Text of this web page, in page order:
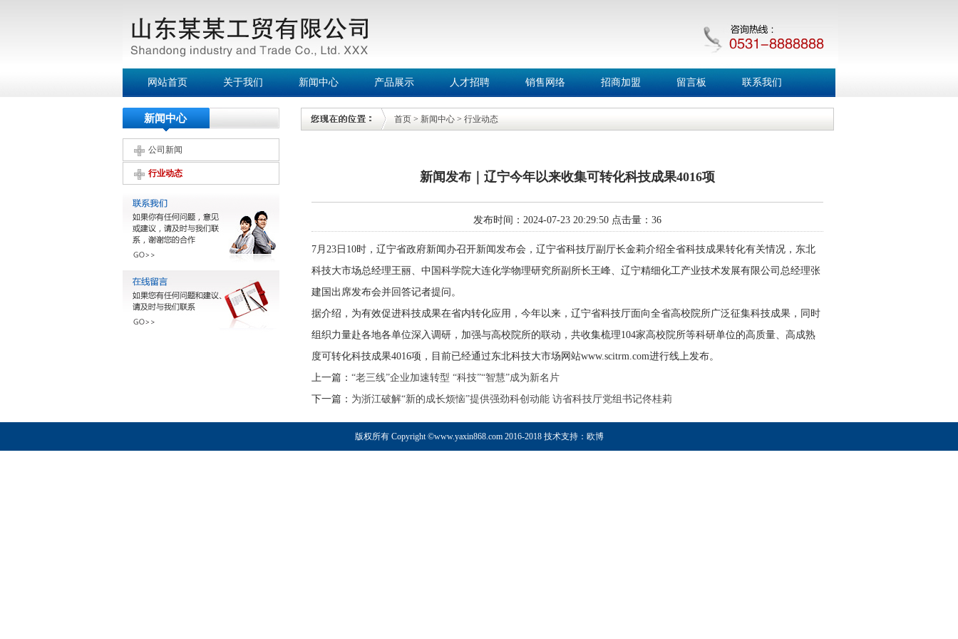
网站首页 关于我们 新闻中心 产品展示 人才招聘 销售网络 招商加盟 留言板 联系我们
新闻中心
公司新闻
行业动态
首页 > 新闻中心 > 行业动态
新闻发布｜辽宁今年以来收集可转化科技成果4016项
发布时间：2024-07-23 20:29:50 点击量： 36
7月23日10时，辽宁省政府新闻办召开新闻发布会，辽宁省科技厅副厅长金莉介绍全省科技成果转化有关情况，东北
科技大市场总经理王丽、中国科学院大连化学物理研究所副所长王峰、辽宁精细化工产业技术发展有限公司总经理张
建国出席发布会并回答记者提问。
据介绍，为有效促进科技成果在省内转化应用，今年以来，辽宁省科技厅面向全省高校院所广泛征集科技成果，同时
组织力量赴各地各单位深入调研，加强与高校院所的联动，共收集梳理104家高校院所等科研单位的高质量、高成熟
度可转化科技成果4016项，目前已经通过东北科技大市场网站www.scitrm.com进行线上发布。
上一篇： “老三线”企业加速转型 “科技”“智慧”成为新名片
下一篇： 为浙江破解“新的成长烦恼”提供强劲科创动能 访省科技厅党组书记佟桂莉
版权所有 Copyright ©www.yaxin868.com 2016-2018 技术支持： 欧博